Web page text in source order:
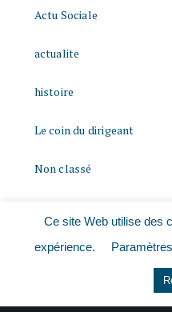
Actu Sociale
actualite
histoire
Le coin du dirigeant
Non classé
Ce site Web utilise des
expérience.